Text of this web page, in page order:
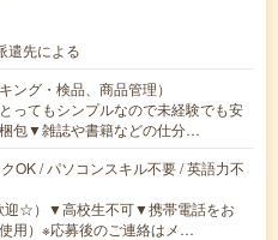
遣先による
ング・検品、商品管理）
ってもシンプルなので未経験でも安
包▼雑誌や書籍などの仕分…
OK / パソコンスキル不要 / 英語力不
迎☆）▼高校生不可▼携帯電話をお
用）※応募後のご連絡はメ…